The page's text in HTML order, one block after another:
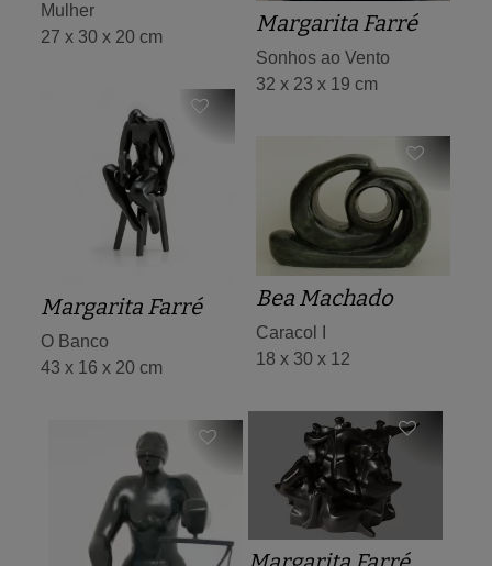
Mulher
27 x 30 x 20 cm
Margarita Farré
Sonhos ao Vento
32 x 23 x 19 cm
Margarita Farré
O Banco
43 x 16 x 20 cm
Bea Machado
Caracol I
18 x 30 x 12